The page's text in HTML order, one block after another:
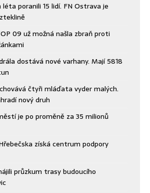
poranili 15 lidí. FN Ostrava je
09 už možná našla zbraň proti
dostává nové varhany. Mají 5818
čtyři mláďata vyder malých.
nový druh
je po proměně za 35 milionů
získá centrum podpory
průzkum trasy budoucího